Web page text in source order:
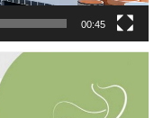
00:45